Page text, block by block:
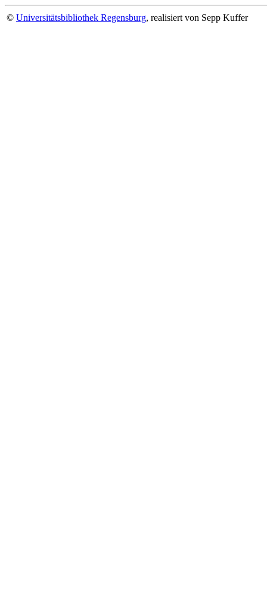
© Universitätsbibliothek Regensburg, realisiert von Sepp Kuffer